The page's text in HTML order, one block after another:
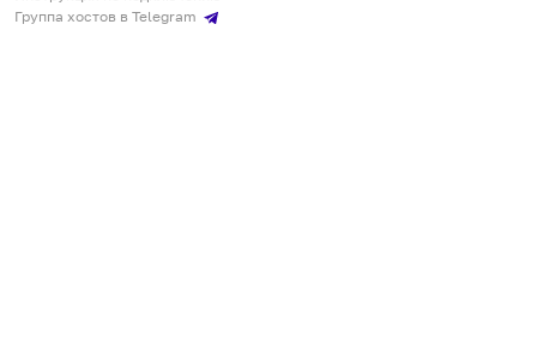
Группа хостов в Telegram